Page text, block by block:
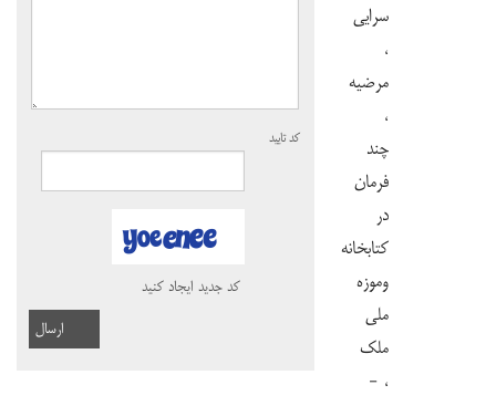
کد تایید
کد جدید ایجاد کنید
ارسال
سرایی
،
مرضیه
،
چند
فرمان
در
کتابخانه
وموزه
ملی
ملک
، -